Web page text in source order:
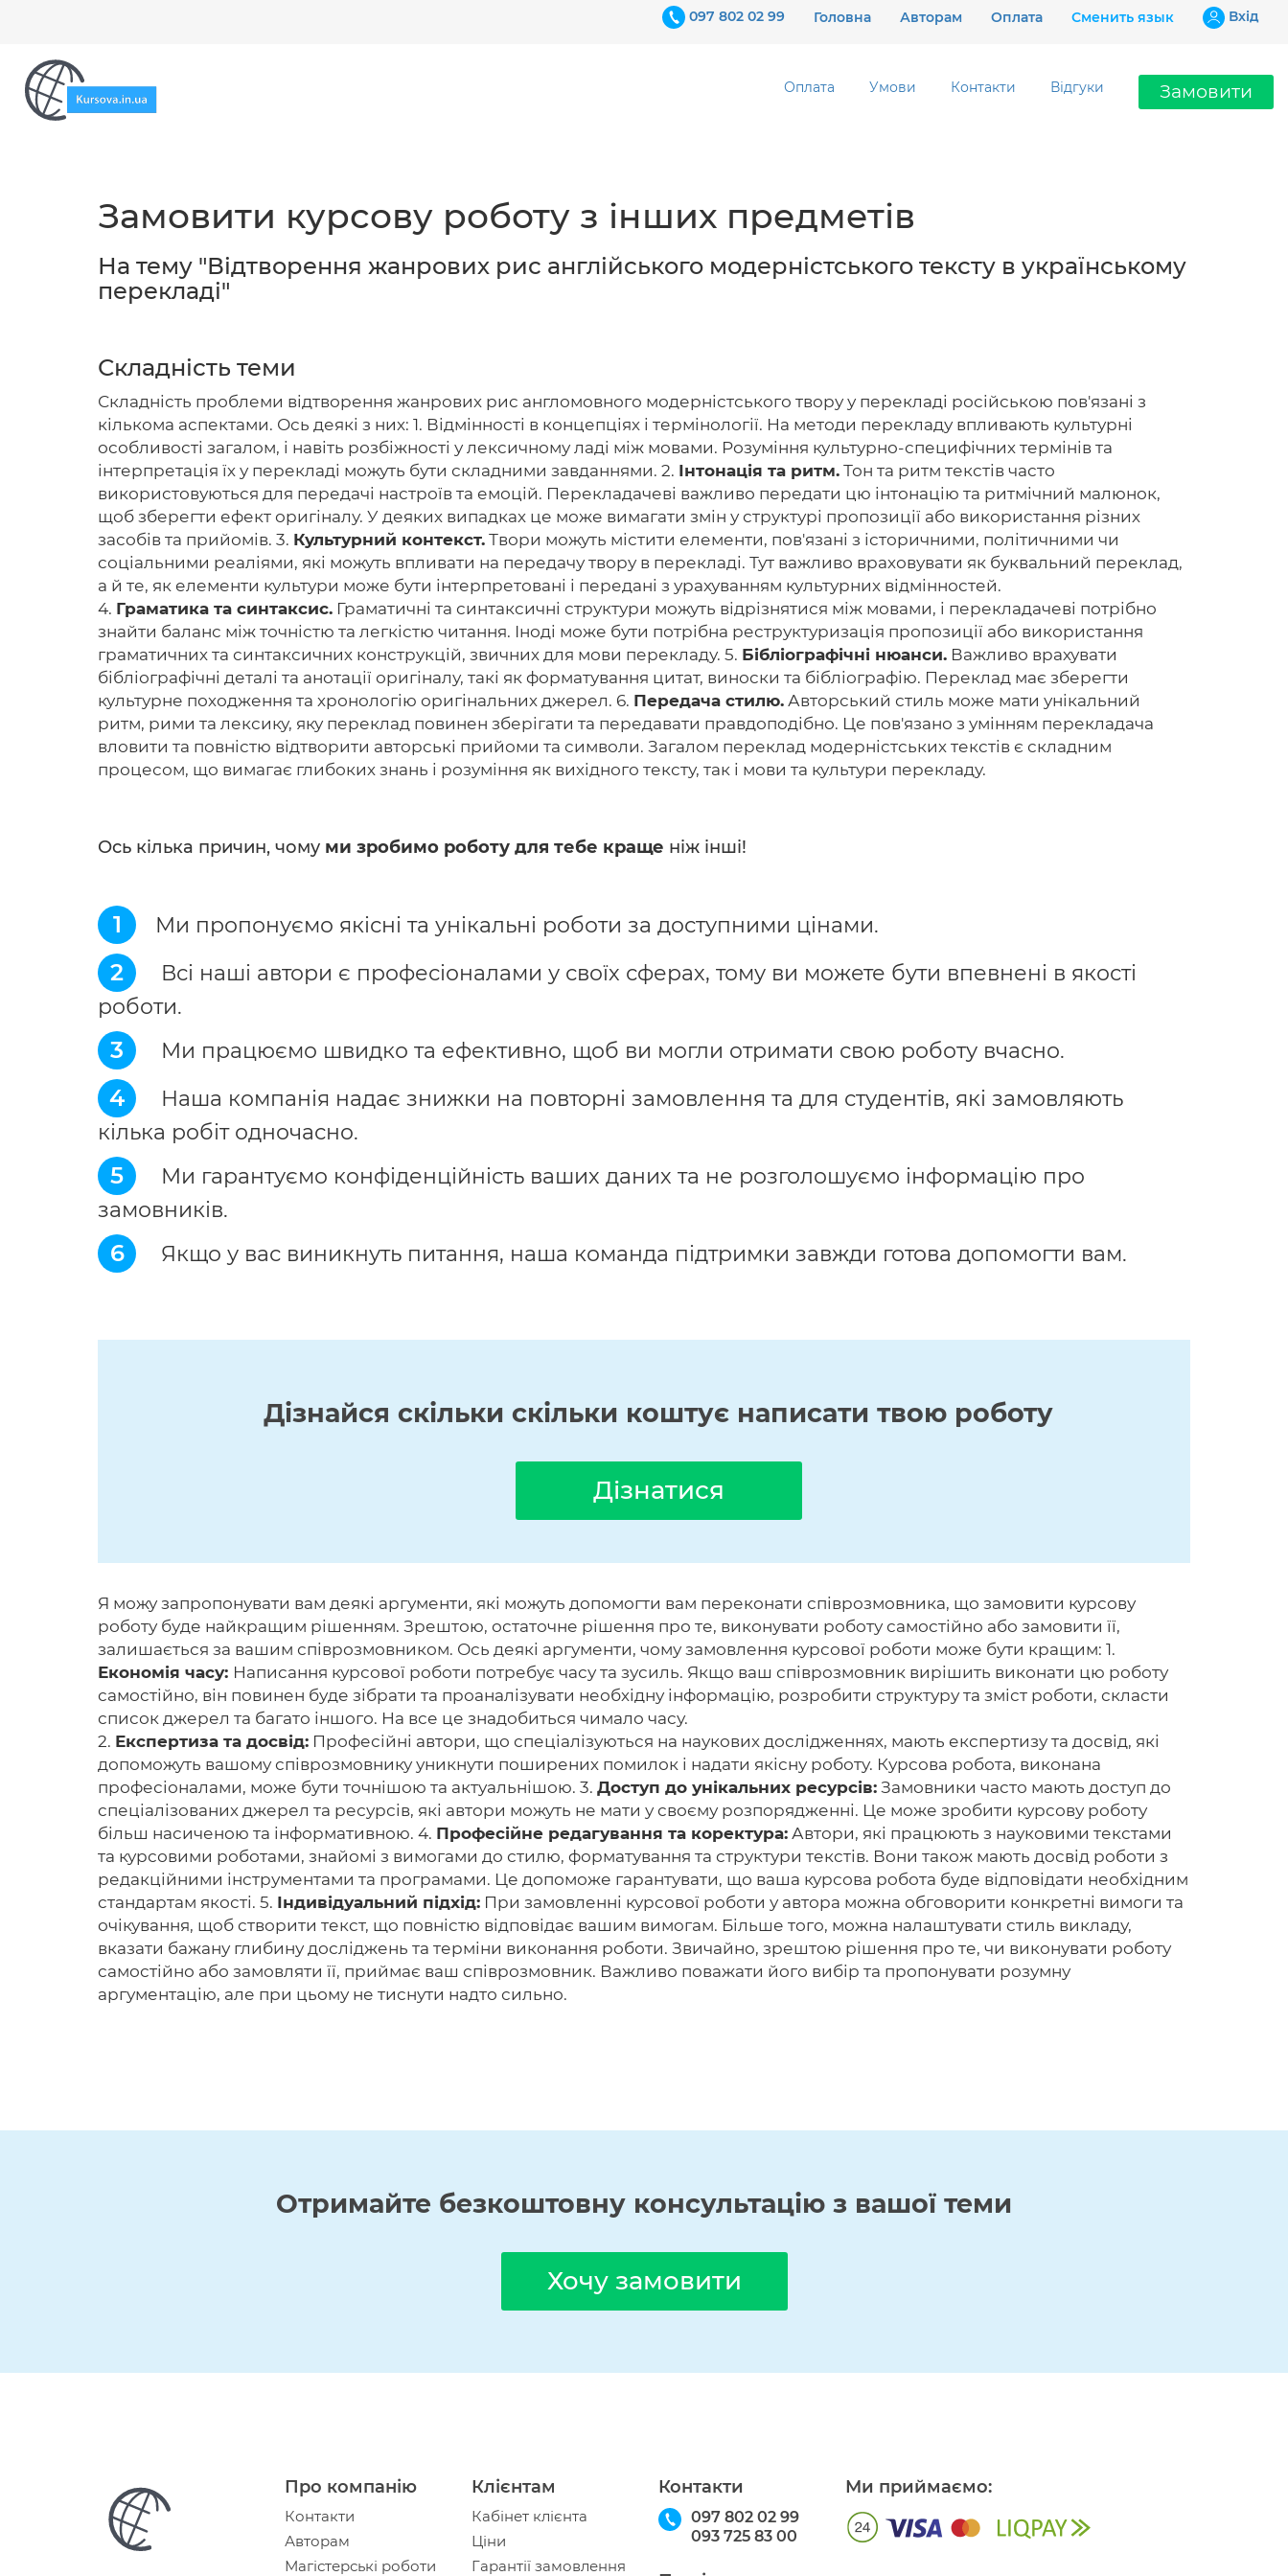
097 802 02 99 Головна Авторам Оплата Сменить язык Вхiд
Оплата Умови Контакти Відгуки Замовити
Замовити курсову роботу з інших предметів
На тему "Відтворення жанрових рис англійського модерністського тексту в українському
перекладі"
Складність теми
Складність проблеми відтворення жанрових рис англомовного модерністського твору у перекладі російською пов'язані з
кількома аспектами. Ось деякі з них: 1. Відмінності в концепціях і термінології. На методи перекладу впливають культурні
особливості загалом, і навіть розбіжності у лексичному ладі між мовами. Розуміння культурно-специфічних термінів та
інтерпретація їх у перекладі можуть бути складними завданнями. 2. Інтонація та ритм. Тон та ритм текстів часто
використовуються для передачі настроїв та емоцій. Перекладачеві важливо передати цю інтонацію та ритмічний малюнок,
щоб зберегти ефект оригіналу. У деяких випадках це може вимагати змін у структурі пропозиції або використання різних
засобів та прийомів. 3. Культурний контекст. Твори можуть містити елементи, пов'язані з історичними, політичними чи
соціальними реаліями, які можуть впливати на передачу твору в перекладі. Тут важливо враховувати як буквальний переклад,
а й те, як елементи культури може бути інтерпретовані і передані з урахуванням культурних відмінностей.
4. Граматика та синтаксис. Граматичні та синтаксичні структури можуть відрізнятися між мовами, і перекладачеві потрібно
знайти баланс між точністю та легкістю читання. Іноді може бути потрібна реструктуризація пропозиції або використання
граматичних та синтаксичних конструкцій, звичних для мови перекладу. 5. Бібліографічні нюанси. Важливо врахувати
бібліографічні деталі та анотації оригіналу, такі як форматування цитат, виноски та бібліографію. Переклад має зберегти
культурне походження та хронологію оригінальних джерел. 6. Передача стилю. Авторський стиль може мати унікальний
ритм, рими та лексику, яку переклад повинен зберігати та передавати правдоподібно. Це пов'язано з умінням перекладача
вловити та повністю відтворити авторські прийоми та символи. Загалом переклад модерністських текстів є складним
процесом, що вимагає глибоких знань і розуміння як вихідного тексту, так і мови та культури перекладу.
Ось кілька причин, чому ми зробимо роботу для тебе краще ніж інші!
1 Ми пропонуємо якісні та унікальні роботи за доступними цінами.
2
Всі наші автори є професіоналами у своїх сферах, тому ви можете бути впевнені в якості
роботи.
3 Ми працюємо швидко та ефективно, щоб ви могли отримати свою роботу вчасно.
4
Наша компанія надає знижки на повторні замовлення та для студентів, які замовляють
кілька робіт одночасно.
5
Ми гарантуємо конфіденційність ваших даних та не розголошуємо інформацію про
замовників.
6 Якщо у вас виникнуть питання, наша команда підтримки завжди готова допомогти вам.
Дізнайся скільки скільки коштує написати твою роботу
Дізнатися
Я можу запропонувати вам деякі аргументи, які можуть допомогти вам переконати співрозмовника, що замовити курсову
роботу буде найкращим рішенням. Зрештою, остаточне рішення про те, виконувати роботу самостійно або замовити її,
залишається за вашим співрозмовником. Ось деякі аргументи, чому замовлення курсової роботи може бути кращим: 1.
Економія часу: Написання курсової роботи потребує часу та зусиль. Якщо ваш співрозмовник вирішить виконати цю роботу
самостійно, він повинен буде зібрати та проаналізувати необхідну інформацію, розробити структуру та зміст роботи, скласти
список джерел та багато іншого. На все це знадобиться чимало часу.
2. Експертиза та досвід: Професійні автори, що спеціалізуються на наукових дослідженнях, мають експертизу та досвід, які
допоможуть вашому співрозмовнику уникнути поширених помилок і надати якісну роботу. Курсова робота, виконана
професіоналами, може бути точнішою та актуальнішою. 3. Доступ до унікальних ресурсів: Замовники часто мають доступ до
спеціалізованих джерел та ресурсів, які автори можуть не мати у своєму розпорядженні. Це може зробити курсову роботу
більш насиченою та інформативною. 4. Професійне редагування та коректура: Автори, які працюють з науковими текстами
та курсовими роботами, знайомі з вимогами до стилю, форматування та структури текстів. Вони також мають досвід роботи з
редакційними інструментами та програмами. Це допоможе гарантувати, що ваша курсова робота буде відповідати необхідним
стандартам якості. 5. Індивідуальний підхід: При замовленні курсової роботи у автора можна обговорити конкретні вимоги та
очікування, щоб створити текст, що повністю відповідає вашим вимогам. Більше того, можна налаштувати стиль викладу,
вказати бажану глибину досліджень та терміни виконання роботи. Звичайно, зрештою рішення про те, чи виконувати роботу
самостійно або замовляти її, приймає ваш співрозмовник. Важливо поважати його вибір та пропонувати розумну
аргументацію, але при цьому не тиснути надто сильно.
Отримайте безкоштовну консультацію з вашої теми
Хочу замовити
Про компанію
Контакти
Авторам
Магістерські роботи
Клієнтам
Кабінет клієнта
Ціни
Гарантії замовлення
Контакти
097 802 02 99
093 725 83 00
Ми приймаємо:
097 802 02 99
Головна
Авторам
Вхiд